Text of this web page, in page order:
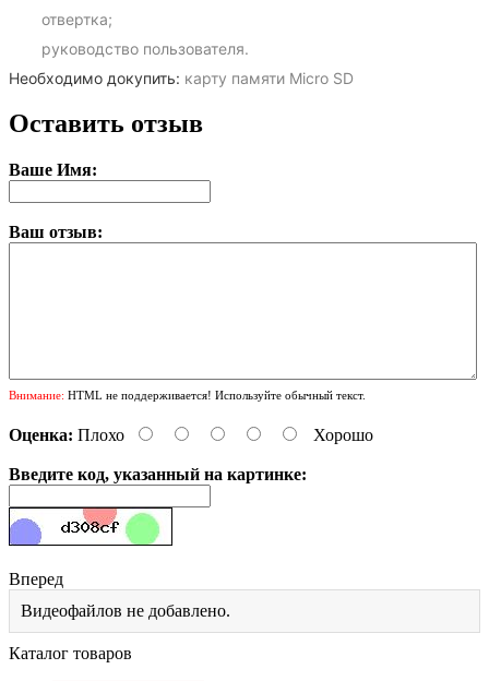
отвертка;
руководство пользователя.
Необходимо докупить: карту памяти Micro SD
Оставить отзыв
Ваше Имя:
Ваш отзыв:
Внимание: HTML не поддерживается! Используйте обычный текст.
Оценка: Плохо Хорошо
Введите код, указанный на картинке:
Вперед
Видеофайлов не добавлено.
Каталог товаров